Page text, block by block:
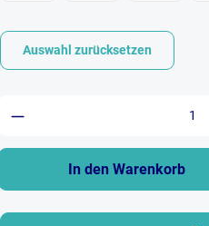
Auswahl zurücksetzen
Anzahl: Gib
In den Warenkorb